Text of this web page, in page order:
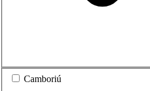
Camboriú